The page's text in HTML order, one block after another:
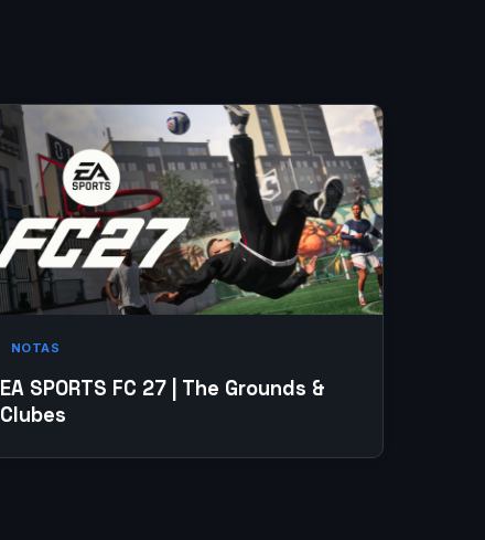
NOTAS
EA SPORTS FC 27 | The Grounds &
Clubes